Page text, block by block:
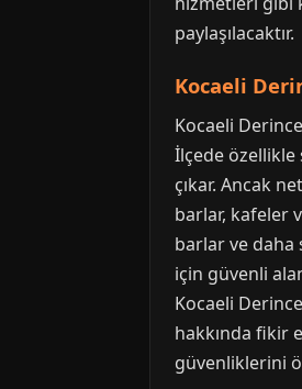
paylaşılacaktır.
Kocaeli
Kocaeli
İlçede özellikle
çıkar. Ancak
barlar, kafeler
barlar ve daha
için güvenli
Kocaeli
hakkında fikir
güvenliklerini